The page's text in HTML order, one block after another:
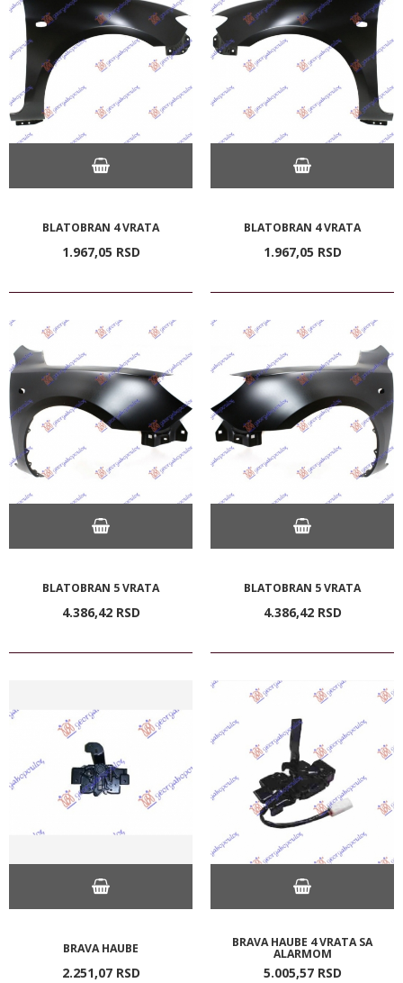
BLATOBRAN 4 VRATA
1.967,05 RSD
BLATOBRAN 4 VRATA
1.967,05 RSD
BLATOBRAN 5 VRATA
4.386,42 RSD
BLATOBRAN 5 VRATA
4.386,42 RSD
BRAVA HAUBE
2.251,07 RSD
BRAVA HAUBE 4 VRATA SA
ALARMOM
5.005,57 RSD